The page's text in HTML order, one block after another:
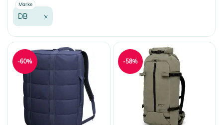
Snow
Marke
DB ×
-60% -58%